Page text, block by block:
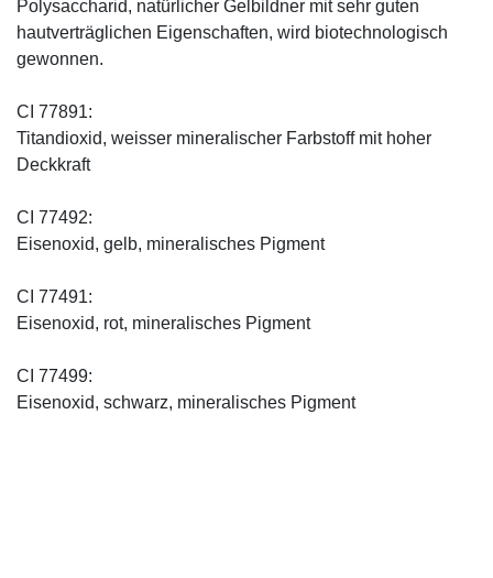
Polysaccharid, natürlicher Gelbildner mit sehr guten
hautverträglichen Eigenschaften, wird biotechnologisch
gewonnen.
CI 77891:
Titandioxid, weisser mineralischer Farbstoff mit hoher
Deckkraft
CI 77492:
Eisenoxid, gelb, mineralisches Pigment
CI 77491:
Eisenoxid, rot, mineralisches Pigment
CI 77499:
Eisenoxid, schwarz, mineralisches Pigment